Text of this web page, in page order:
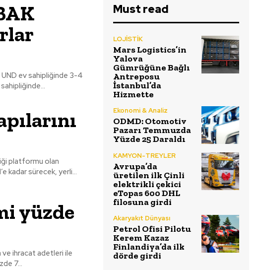
UND ev sahipliğinde 3-4
ev sahipliğinde...
platformu olan
Fuar ve Kongre Merkezi’nde başladı. 4 Eylül’e kadar sürecek, yerli...
yüzde
ihracat adetleri ile
7...
Must read
LOJİSTİK
Mars Logistics’in
Yalova
Gümrüğüne Bağlı
Antreposu
İstanbul’da
Hizmette
Ekonomi & Analiz
ODMD: Otomotiv
Pazarı Temmuzda
Yüzde 25 Daraldı
KAMYON-TREYLER
Avrupa’da
üretilen ilk Çinli
elektrikli çekici
eTopas 600 DHL
filosuna girdi
Akaryakıt Dünyası
Petrol Ofisi Pilotu
Kerem Kazaz
Finlandiya’da ilk
dörde girdi